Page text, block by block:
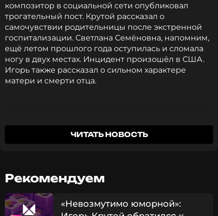
композитор в социальной сети опубликовал
трогательный пост. Крутой рассказал о
самочувствии родительницы после экстренной
госпитализации. Светлана Семёновна, напомним,
ещё летом прошлого года оступилась и сломала
ногу в двух местах. Инцидент произошёл в США.
Игорь также рассказал о сильном характере
матери и смерти отца.
Цифры внушительные, но они не имеют
никакого отношения к моей всегда молодой
которых хватило бы на многие поколения…
Может, поэтому мама утверждает, что вторая
половина её жизни намного лучше и
интересней, чем первая… Наша с Аллой
ЧИТАТЬ НОВОСТЬ
Рекомендуем
«Невозмутимо юморной»: